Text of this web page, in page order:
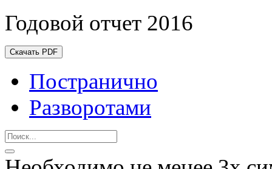
Годовой отчет 2016
Скачать PDF
Постранично
Разворотами